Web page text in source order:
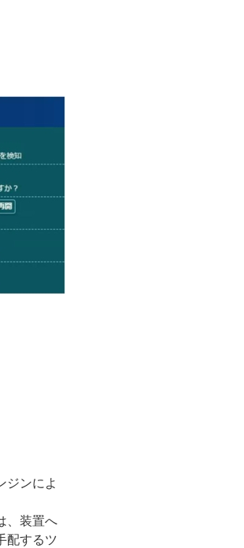
ジンによ
、装置へ
配するツ